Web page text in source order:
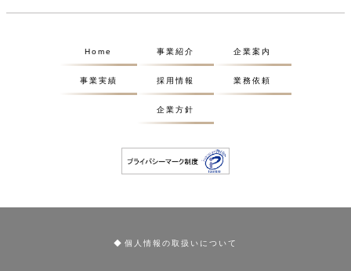
Home 事業紹介 企業案内
事業実績 採用情報 業務依頼
企業方針
個人情報の取扱いについて